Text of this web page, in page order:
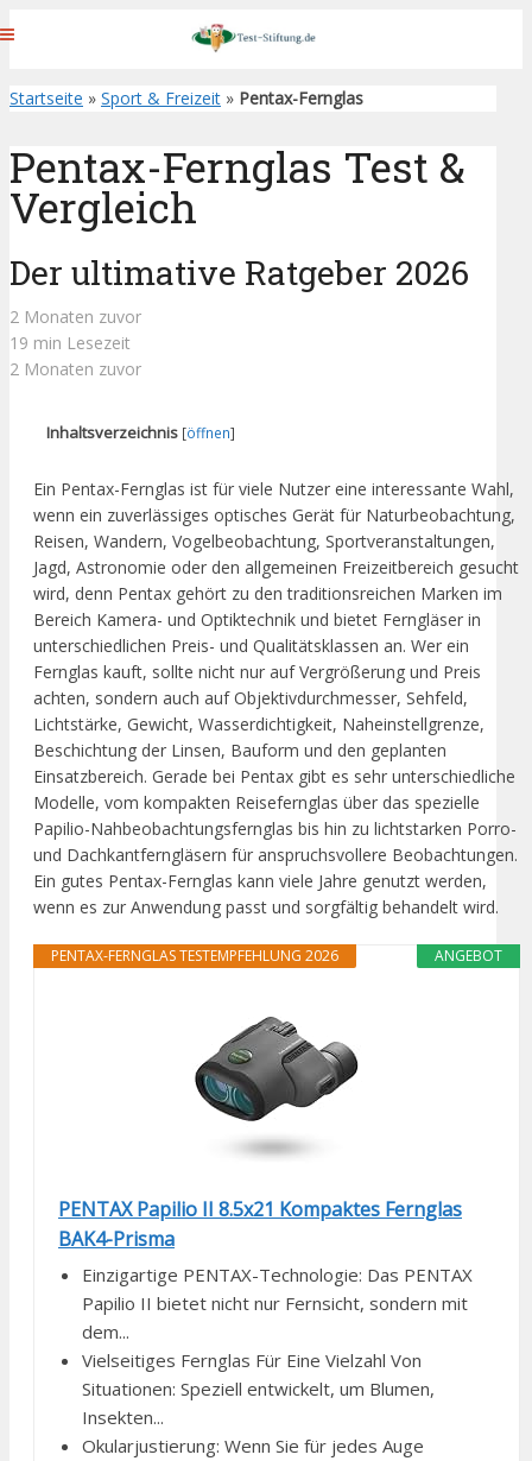
Startseite » Sport & Freizeit » Pentax-Fernglas
Pentax-Fernglas Test &
Vergleich
Der ultimative Ratgeber 2026
2 Monaten zuvor
19 min Lesezeit
2 Monaten zuvor
Inhaltsverzeichnis [öffnen]
Ein Pentax-Fernglas ist für viele Nutzer eine interessante Wahl,
wenn ein zuverlässiges optisches Gerät für Naturbeobachtung,
Reisen, Wandern, Vogelbeobachtung, Sportveranstaltungen,
Jagd, Astronomie oder den allgemeinen Freizeitbereich gesucht
wird, denn Pentax gehört zu den traditionsreichen Marken im
Bereich Kamera- und Optiktechnik und bietet Ferngläser in
unterschiedlichen Preis- und Qualitätsklassen an. Wer ein
Fernglas kauft, sollte nicht nur auf Vergrößerung und Preis
achten, sondern auch auf Objektivdurchmesser, Sehfeld,
Lichtstärke, Gewicht, Wasserdichtigkeit, Naheinstellgrenze,
Beschichtung der Linsen, Bauform und den geplanten
Einsatzbereich. Gerade bei Pentax gibt es sehr unterschiedliche
Modelle, vom kompakten Reisefernglas über das spezielle
Papilio-Nahbeobachtungsfernglas bis hin zu lichtstarken Porro-
und Dachkantferngläsern für anspruchsvollere Beobachtungen.
Ein gutes Pentax-Fernglas kann viele Jahre genutzt werden,
wenn es zur Anwendung passt und sorgfältig behandelt wird.
ANGEBOT
PENTAX-FERNGLAS TESTEMPFEHLUNG 2026
PENTAX Papilio II 8.5x21 Kompaktes Fernglas
BAK4-Prisma
Einzigartige PENTAX-Technologie: Das PENTAX
Papilio II bietet nicht nur Fernsicht, sondern mit
dem...
Vielseitiges Fernglas Für Eine Vielzahl Von
Situationen: Speziell entwickelt, um Blumen,
Insekten...
Okularjustierung: Wenn Sie für jedes Auge